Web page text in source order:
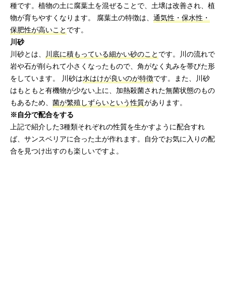
種です。植物の土に腐葉土を混ぜることで、土壌は改善され、植
物が育ちやすくなります。 腐葉土の特徴は、 通気性・保水性・
保肥性が高いことです。
川砂
川砂とは、 川底に積もっている細かい砂のことです。川の流れで
岩や石が削られて小さくなったもので、角がなく丸みを帯びた形
をしています。 川砂は水はけが良いのが特徴です。また、川砂
はもともと有機物が少ない上に、加熱殺菌された無菌状態のもの
もあるため、 菌が繁殖しずらいという性質があります。
※自分で配合をする
上記で紹介した3種類それぞれの性質を生かすように配合すれ
ば、サンスベリアに合った土が作れます。自分でお気に入りの配
合を見つけ出すのも楽しいですよ。